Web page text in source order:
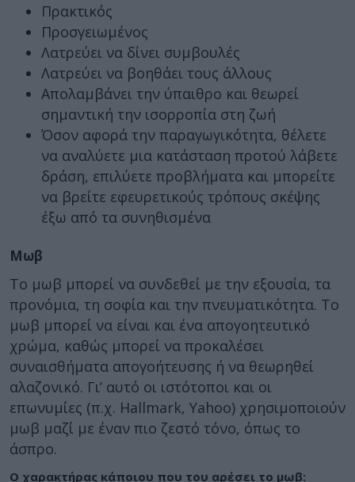
Πρακτικός
Προσγειωμένος
Λατρεύει να δίνει συμβουλές
Λατρεύει να βοηθάει τους άλλους
Απολαμβάνει την ύπαιθρο και θεωρεί
σημαντική την ισορροπία στη ζωή
Όσον αφορά την παραγωγικότητα, θέλετε
να αναλύετε μια κατάσταση προτού λάβετε
δράση, επιλύετε προβλήματα και μπορείτε
να βρείτε εφευρετικούς τρόπους σκέψης
έξω από τα συνηθισμένα
Μωβ
Το μωβ μπορεί να συνδεθεί με την εξουσία, τα
προνόμια, τη σοφία και την πνευματικότητα. Το
μωβ μπορεί να είναι και ένα απογοητευτικό
χρώμα, καθώς μπορεί να προκαλέσει
συναισθήματα απογοήτευσης ή να θεωρηθεί
αλαζονικό. Γι’ αυτό οι ιστότοποι και οι
επωνυμίες (π.χ. Hallmark, Yahoo) χρησιμοποιούν
μωβ μαζί με έναν πιο ζεστό τόνο, όπως το
άσπρο.
Ο χαρακτήρας κάποιου που του αρέσει το μωβ: